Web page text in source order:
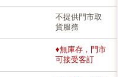
不提供門市取
貨服務
♦無庫存，門市
可接受客訂